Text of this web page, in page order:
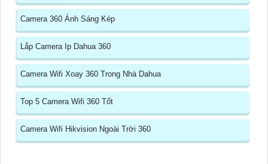
Camera 360 Ánh Sáng Kép
Lắp Camera Ip Dahua 360
Camera Wifi Xoay 360 Trong Nhà Dahua
Top 5 Camera Wifi 360 Tốt
Camera Wifi Hikvision Ngoài Trời 360